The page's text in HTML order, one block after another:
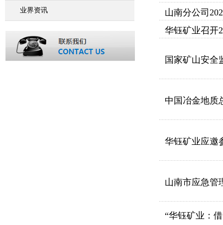
业界资讯
山南分公司
华钰矿业召开
国家矿山安全
中国冶金地质
华钰矿业应邀
山南市应急管
“华钰矿业：